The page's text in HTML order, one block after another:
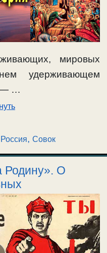
мировых
удерживающем
— …
Россия,Совок
Родину». О